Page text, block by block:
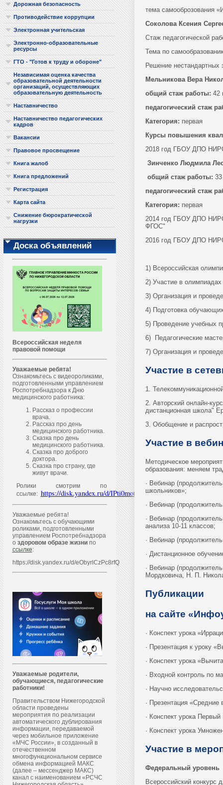
Дорожная безопасность
Противодействие коррупции
Электронная учительская
Электронно-образовательные
ресурсы
ГТО - "Готов к труду и обороне"
Независимая оценка качества
образовательной деятельности
организаций, осуществляющих
образовательную деятельность
Наставничество
Наставничество педагогических
кадров
Вакансии
Правовое просвещение
Книга жалоб
Книга предложений
Регистрация
Карта сайта
Снижение бюрократической
нагрузки
Доска объявлений
Всероссийская неделя
правовой помощи
Уважаемые ребята!
Ознакомьтесь с видеороликами,
подготовленными управлением
Роспотребнадзора к Дню
медицинского работника:
Рассказ о профессии
врача.
Рассказ про день
медицинского работника.
Сказка про день
медицинского работника.
Сказка про доброго
доктора.
Сказка про страну, где
живут врачи.
Ролики смотрим по
ссылке: https://disk.yandex.ru/d/IPti0motQ4QhYQ
Уважаемые ребята!
Ознакомьтесь с обучающими
роликами, подготовленными
управлением Роспотребнадзора
о здоровом образе жизнипо
ссылке:
https://disk.yandex.ru/d/eObyrlCzPc8rfQ
Уважаемые родители,
обучающиеся, педагогические
работники!
Правительством Нижегородской
области проведены
мероприятия по реализации
автоматического дублирования
информации, передаваемой
через мобильное приложение
«МЧС России», в созданный в
отечественном
многофункциональном сервисе
обмена информацией МАКС
(далее – мессенджер МАКС)
канал с наименованием «РСЧС
тема самооброзования
Соколова Ксения
Стаж педагогической
Тема по
Решение нестандартных
Мельникова Вера
общий стаж работы: 42
педагогический стаж
Категория: первая
Курсы повышения
2018 год ГБОУ ДПО
Зинченко Людмила
общий стаж работы:
педагогический стаж
Категория: первая
2014 год ГБОУ ДПО НИРО
ФГОС"
2016 год ГБОУ ДПО
1) Всероссийская
2) Участие в
3) Организация и
4) Подготовка
5) Проведение учебных
6) Педагогические
7) Организация и
Участие в
1.
2. Авторский онлайн-
дистанционная школа"
3. Обобщение и
Участие в
Методическое
образования: меняем
· Вебинар
школьников»;
· Вебинар
· Вебинар
анализа 10-11 классов;
· Вебинар
· Дистанционное
· Вебинар
Мордковича, Н. П.
Публикации
на сайте
· Конспект урока
· Презентация к уроку
· Конспект урока
· Входной контроль по
· Научно
· Презентация
· Конспект урока Первый
· Конспект урока
Участие в
Федеральный уровень
Всероссийский конкурс